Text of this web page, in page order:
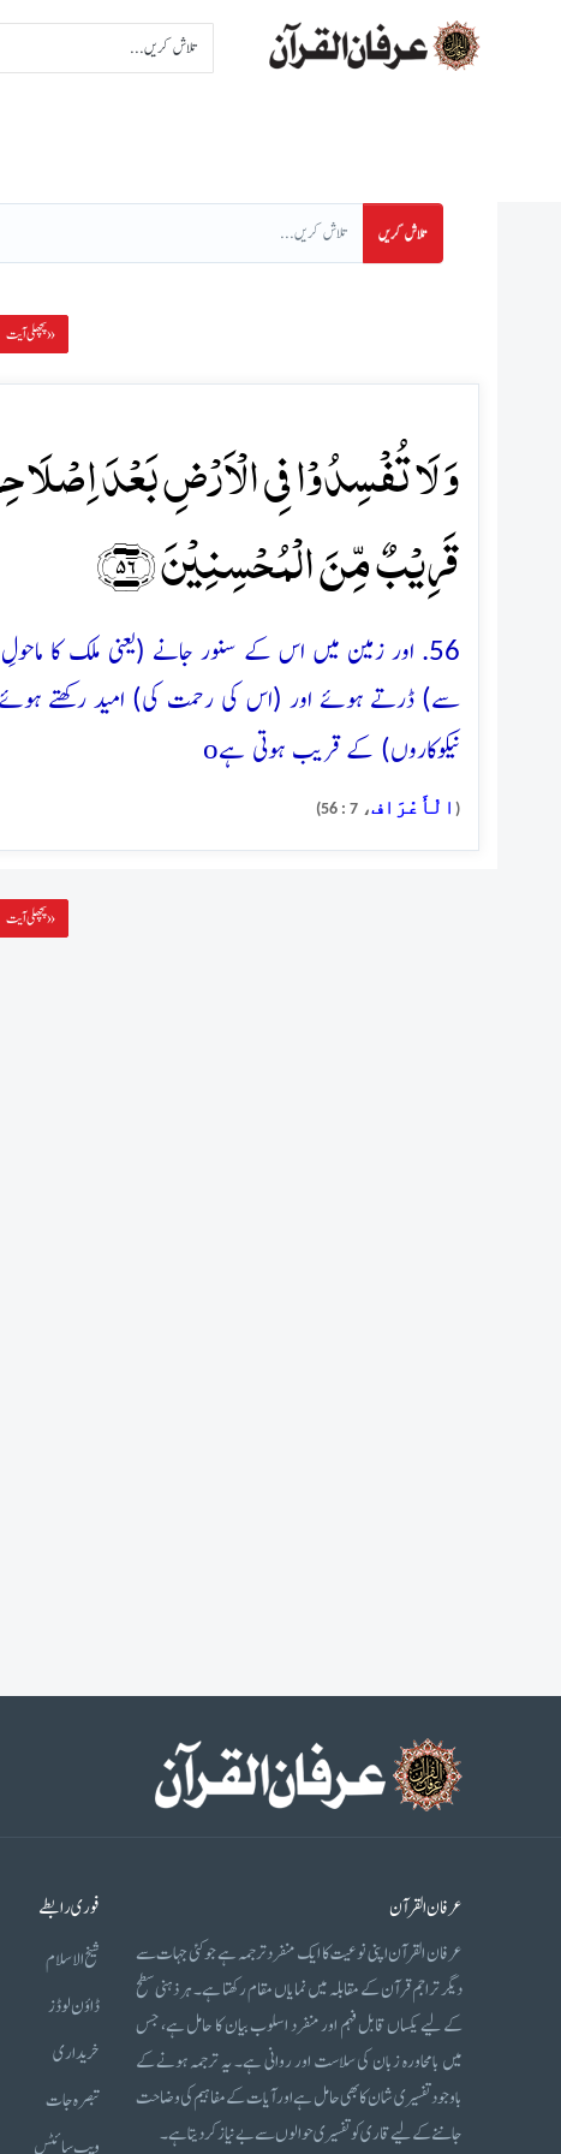
تلاش کریں
پچھلی آیت »
وَ لَا تُفۡسِدُوۡا فِی الۡاَرۡضِ بَعۡدَ
قَرِیۡبٌ مِّنَ الۡمُحۡسِنِیۡنَ ﴿۵۶﴾
56. اور زمین میں اس کے سنور جانے (یعنی ملک کا
سے) ڈرتے ہوئے اور (اس کی رحمت کی) امید رکھتے ہوئے
نیکوکاروں) کے قریب ہوتی ہےo
( الْأَعْرَاف، 7 : 56)
پچھلی آیت »
عرفان القرآن
عرفان القرآن اپنی نوعیت کا ایک منفرد ترجمہ ہے جو کئی جہات سے
دیگر تراجم قرآن کے مقابلہ میں نمایاں مقام رکھتا ہے۔ ہر ذہنی سطح
کے لیے یکساں قابل فہم اور منفرد اسلوب بیان کا حامل ہے، جس
میں بامحاورہ زبان کی سلاست اور روانی ہے۔ یہ ترجمہ ہونے کے
باوجود تفسیری شان کا بھی حامل ہے اور آیات کے مفاہیم کی وضاحت
جاننے کے لیے قاری کو تفسیری حوالوں سے بے نیاز کر دیتا ہے۔
فوری رابطے
شیخ الاسلام
ڈاؤن لوڈز
خریداری
تبصرہ جات
ویب سائٹس